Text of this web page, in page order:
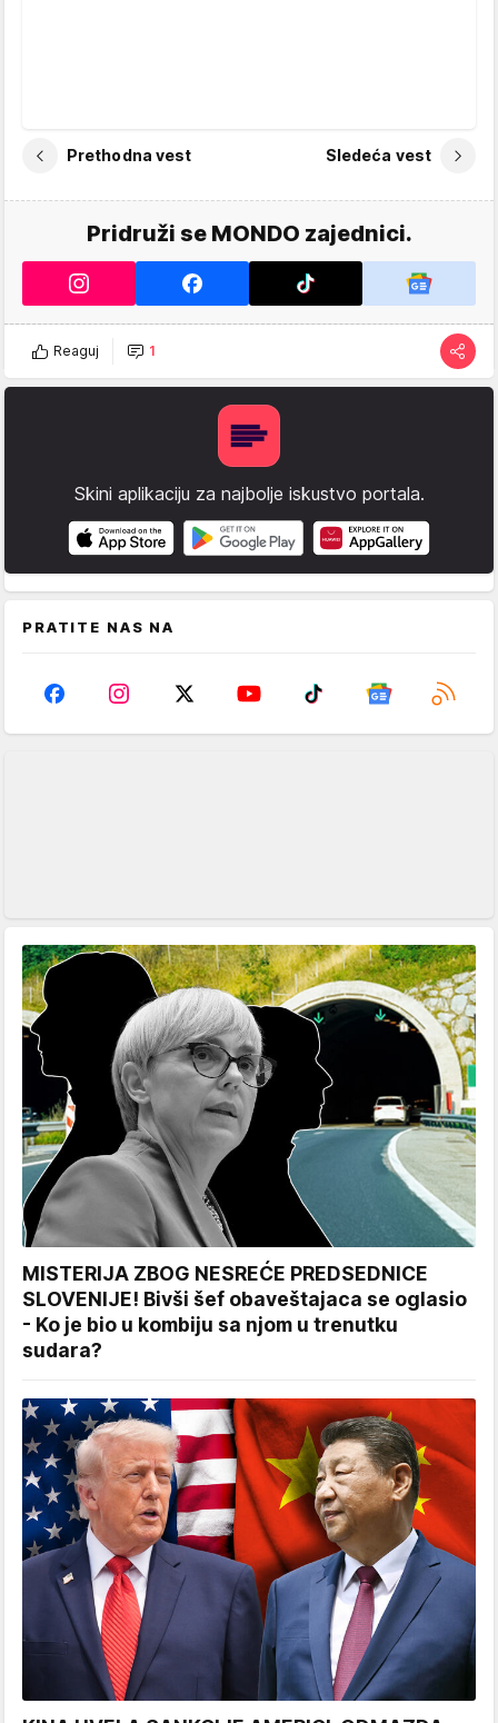
Prethodna vest Sledeća vest
Pridruži se MONDO zajednici.
Reaguj 1
Skini aplikaciju za najbolje iskustvo portala.
PRATITE NAS NA
MISTERIJA ZBOG NESREĆE PREDSEDNICE
SLOVENIJE! Bivši šef obaveštajaca se oglasio
- Ko je bio u kombiju sa njom u trenutku
sudara?